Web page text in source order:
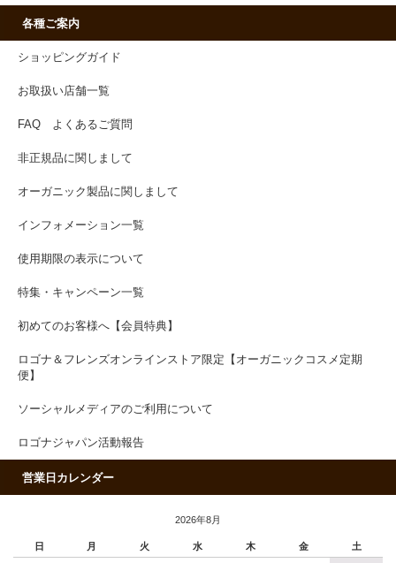
各種ご案内
ショッピングガイド
お取扱い店舗一覧
FAQ よくあるご質問
非正規品に関しまして
オーガニック製品に関しまして
インフォメーション一覧
使用期限の表示について
特集・キャンペーン一覧
初めてのお客様へ【会員特典】
ロゴナ＆フレンズオンラインストア限定【オーガニックコスメ定期
便】
ソーシャルメディアのご利用について
ロゴナジャパン活動報告
営業日カレンダー
2026年8月
日 月 火 水 木 金 土